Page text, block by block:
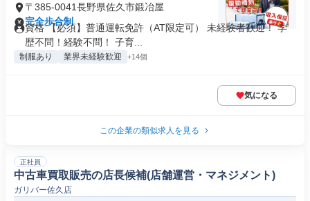
〒385-0041長野県佐久市鍛冶屋
完全歩合制
資格 【必須】普通運転免許（AT限定可） 未経験者歓迎！ 学
歴不問！経験不問！ 子育...
制服あり 業界未経験歓迎 +14個
気になる
この企業の類似求人を見る
正社員
中古車買取販売の店長候補(店舗運営・マネジメント)
ガリバー佐久店